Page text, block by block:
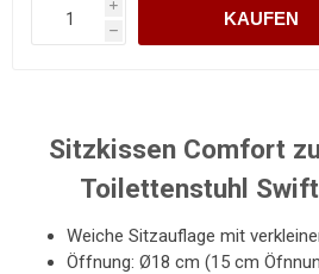
i
h
KAUFEN
Sitzkissen Comfort
Toilettenstuhl
Weiche Sitzauflage mit
Öffnung: Ø18 cm (15 cm